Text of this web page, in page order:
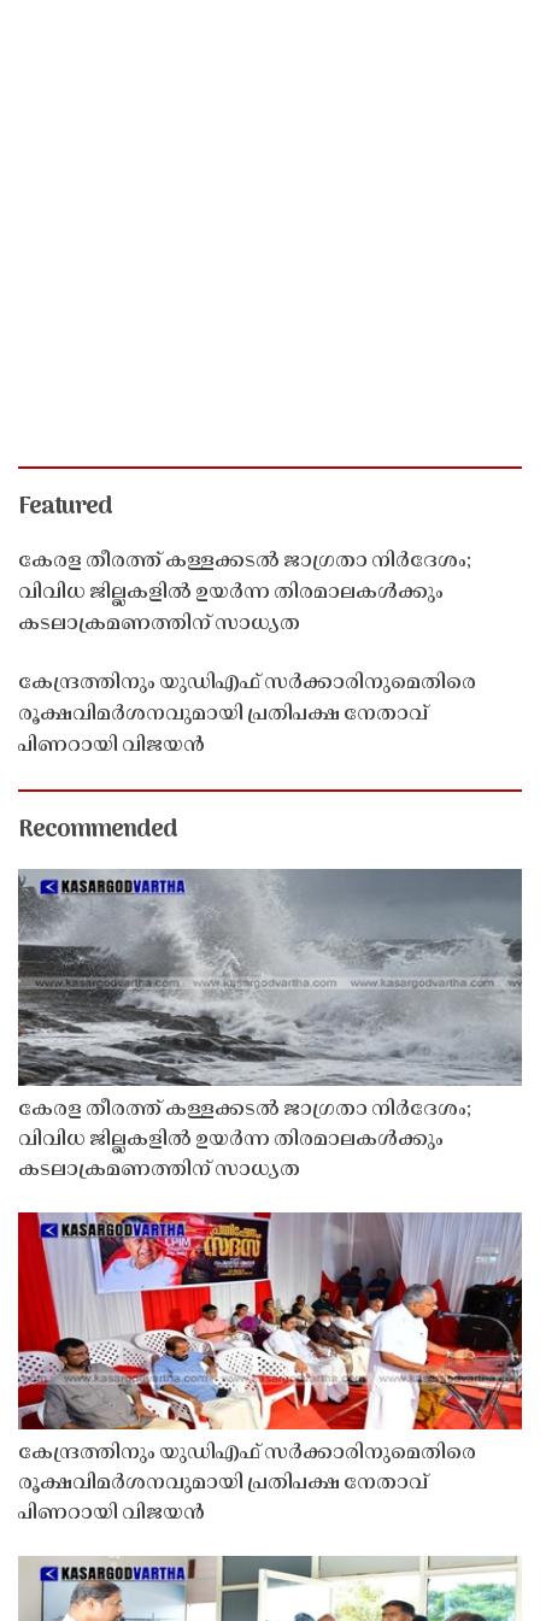
Featured
കേരള തീരത്ത് കള്ളക്കടൽ ജാഗ്രതാ നിർദേശം;
വിവിധ ജില്ലകളിൽ ഉയർന്ന തിരമാലകൾക്കും
കടലാക്രമണത്തിന് സാധ്യത
കേന്ദ്രത്തിനും യുഡിഎഫ് സർക്കാരിനുമെതിരെ
രൂക്ഷവിമർശനവുമായി പ്രതിപക്ഷ നേതാവ്
പിണറായി വിജയൻ
Recommended
കേരള തീരത്ത് കള്ളക്കടൽ ജാഗ്രതാ നിർദേശം;
വിവിധ ജില്ലകളിൽ ഉയർന്ന തിരമാലകൾക്കും
കടലാക്രമണത്തിന് സാധ്യത
കേന്ദ്രത്തിനും യുഡിഎഫ് സർക്കാരിനുമെതിരെ
രൂക്ഷവിമർശനവുമായി പ്രതിപക്ഷ നേതാവ്
പിണറായി വിജയൻ